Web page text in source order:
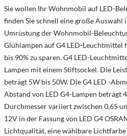
Sie wollen Ihr Wohnmobil auf LED-
finden Sie schnell eine große Auswahl
Umrüstung der Wohnmobil-
Glühlampen auf G4 LED-Leuchtmittel
bis 90% zu sparen. G4 LED-
Lampen mit einem Stiftsockel. Die
beträgt 5W bis 50W. Die G4 LED -
Abstand von LED G4-Lampen beträgt
Durchmesser variiert zwischen 0,65
12V in der Fassung von LED G4
Lichtqualität, eine wählbare